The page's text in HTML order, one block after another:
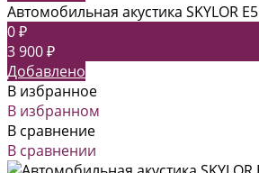
Автомобильная акустика SKYLOR E5
0 ₽
3 900 ₽
Добавлено
В избранное
В избранном
В сравнение
В сравнении